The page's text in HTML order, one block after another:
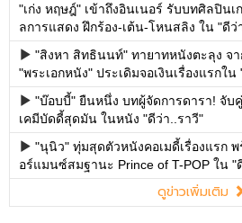
"เก่ง หฤษฎ์" เข้าถึงอินเนอร์ รับบทศิลปิน
ลการแสดง ฝึกร้อง-เต้น-โหนสลิง ใน "ดีว่
"สิงหา สิทธินนท์" ทายาทหนังตะลุง จ
"พระเอกหนัง" ประเดิมจอเงินเรื่องแรกใ
"บ๊อบบี้" ยืนหนึ่ง บทผู้จัดการดารา! จับ
เคมีบัดดี้สุดมัน ในหนัง "ดีว่า..ราวี"
"นุนิว" ทุ่มสุดตัวหนังคอเมดี้เรื่องแรก
อร์แมนซ์สมฐานะ Prince of T-POP ใน "
ดูข่าวเพิ่มเติม